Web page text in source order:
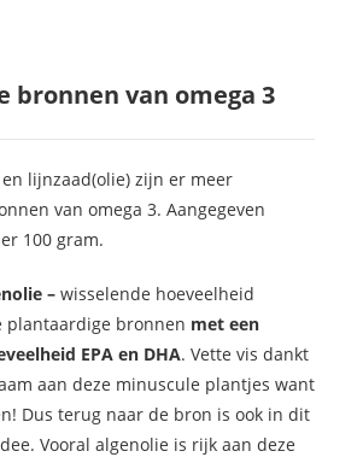
bronnen van omega 3
lijnzaad(olie) zijn er meer
van omega 3. Aangegeven
100 gram.
– wisselende hoeveelheid
plantaardige bronnen met een
EPA en DHA. Vette vis dankt
aan deze minuscule plantjes want
Dus terug naar de bron is ook in dit
Vooral algenolie is rijk aan deze